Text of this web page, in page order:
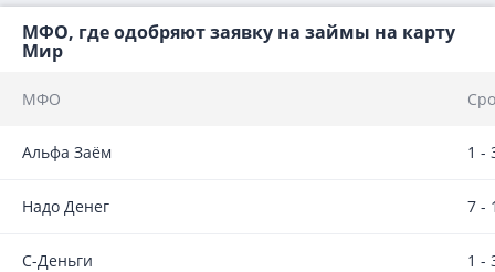
МФО, где одобряют заявку на займы на карту
Мир
МФО
Альфа Заём 1 -
Надо Денег 7 -
С-Деньги 1 -